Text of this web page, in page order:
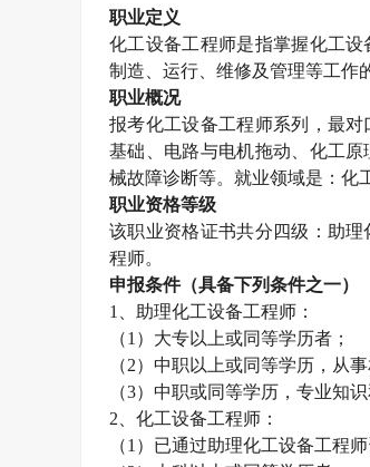
职业定义
化工设备工程师是指掌握化工设
制造、运行、维修及管理等工作
职业概况
报考化工设备工程师系列，最
基础、电路与电机拖动、化工
械故障诊断等。就业领域是：化
职业资格等级
该职业资格证书共分四级：助
程师。
申报条件（具备下列条件之一）
1
、助理化工设备工程师：
（1 ）大专以上或同等学历者；
（2）中职以上或同等学历，从
（3）中职或同等学历，专业知
2 、化工设备工程师：
（1 ）已通过助理化工设备工程师